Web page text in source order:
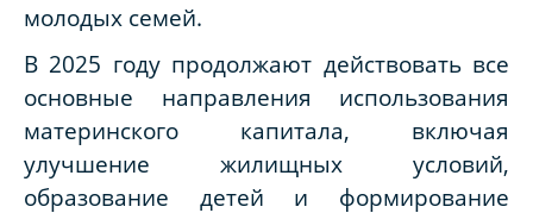
молодых семей.
В 2025 году продолжают действовать все
основные направления использования
материнского капитала, включая
улучшение жилищных условий,
образование детей и формирование